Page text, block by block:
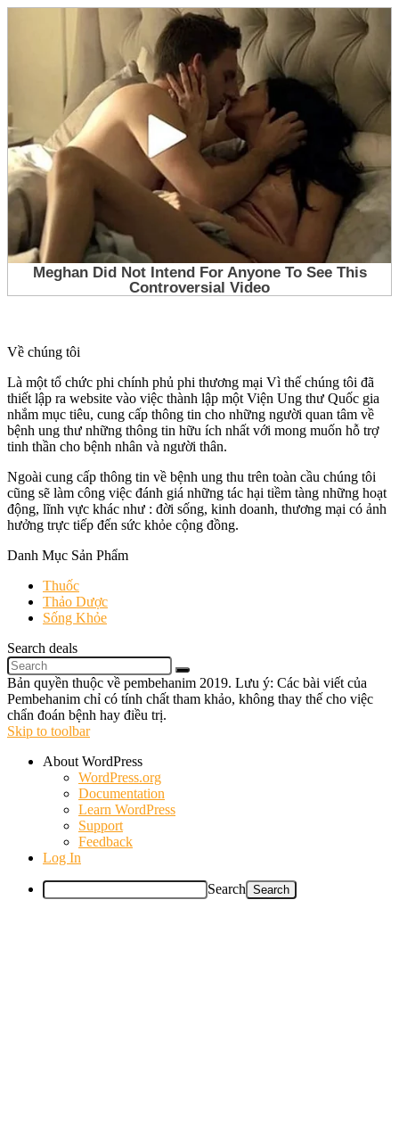
Về chúng tôi
Là một tổ chức phi chính phủ phi thương mại Vì thế chúng tôi đã
thiết lập ra website vào việc thành lập một Viện Ung thư Quốc gia
nhắm mục tiêu, cung cấp thông tin cho những người quan tâm về
bệnh ung thư những thông tin hữu ích nhất với mong muốn hỗ trợ
tinh thần cho bệnh nhân và người thân.
Ngoài cung cấp thông tin về bệnh ung thu trên toàn cầu chúng tôi
cũng sẽ làm công việc đánh giá những tác hại tiềm tàng những hoạt
động, lĩnh vực khác như : đời sống, kinh doanh, thương mại có ảnh
hưởng trực tiếp đến sức khỏe cộng đồng.
Danh Mục Sản Phẩm
Thuốc
Thảo Dược
Sống Khỏe
Search deals
Bản quyền thuộc về pembehanim 2019. Lưu ý: Các bài viết của
Pembehanim chỉ có tính chất tham khảo, không thay thế cho việc
chẩn đoán bệnh hay điều trị.
Skip to toolbar
About WordPress
WordPress.org
Documentation
Learn WordPress
Support
Feedback
Log In
Search